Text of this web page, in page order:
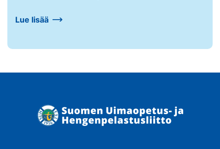
Lue lisää